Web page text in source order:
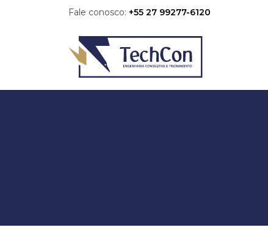
Fale conosco: +55 27 99277-6120